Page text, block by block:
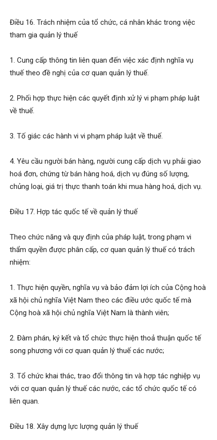
Điều 16. Trách nhiệm của tổ chức, cá nhân khác trong việc
tham gia quản lý thuế
1. Cung cấp thông tin liên quan đến việc xác định nghĩa vụ
thuế theo đề nghị của cơ quan quản lý thuế.
2. Phối hợp thực hiện các quyết định xử lý vi phạm pháp luật
về thuế.
3. Tố giác các hành vi vi phạm pháp luật về thuế.
4. Yêu cầu người bán hàng, người cung cấp dịch vụ phải giao
hoá đơn, chứng từ bán hàng hoá, dịch vụ đúng số lượng,
chủng loại, giá trị thực thanh toán khi mua hàng hoá, dịch vụ.
Điều 17. Hợp tác quốc tế về quản lý thuế
Theo chức năng và quy định của pháp luật, trong phạm vi
thẩm quyền được phân cấp, cơ quan quản lý thuế có trách
nhiệm:
1. Thực hiện quyền, nghĩa vụ và bảo đảm lợi ích của Cộng hoà
xã hội chủ nghĩa Việt Nam theo các điều ước quốc tế mà
Cộng hoà xã hội chủ nghĩa Việt Nam là thành viên;
2. Đàm phán, ký kết và tổ chức thực hiện thoả thuận quốc tế
song phương với cơ quan quản lý thuế các nước;
3. Tổ chức khai thác, trao đổi thông tin và hợp tác nghiệp vụ
với cơ quan quản lý thuế các nước, các tổ chức quốc tế có
liên quan.
Điều 18. Xây dựng lực lượng quản lý thuế